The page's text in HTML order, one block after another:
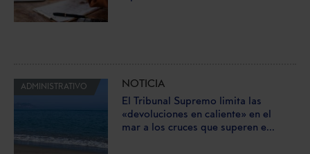
ADMINISTRATIVO
NOTICIA
El Tribunal Supremo limita las
«devoluciones en caliente» en el
mar a los cruces que superen e...